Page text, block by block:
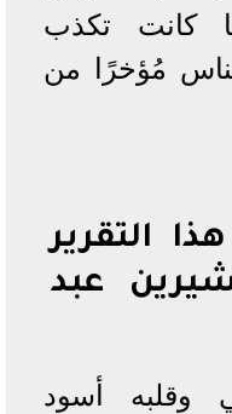
كانت تكذب
مُؤخرًا من
التقرير
عبد
وقلبه أسود